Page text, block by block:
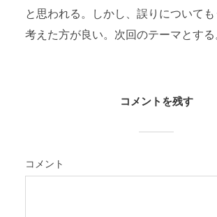
と思われる。しかし、誤りについても
考えた方が良い。次回のテーマとする
コメントを残す
コメント